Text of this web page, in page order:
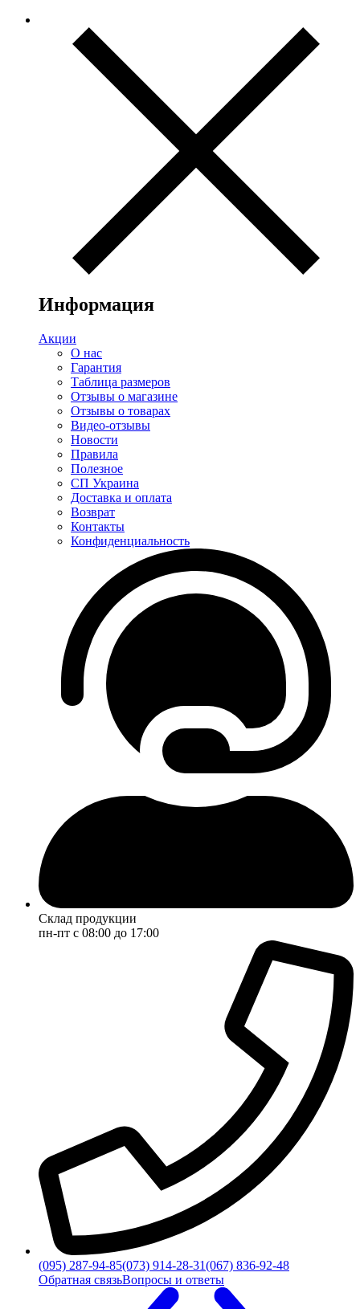
Информация
Акции
О нас
Гарантия
Таблица размеров
Отзывы о магазине
Отзывы о товарах
Видео-отзывы
Новости
Правила
Полезное
СП Украина
Доставка и оплата
Возврат
Контакты
Конфиденциальность
Склад продукции
пн-пт с 08:00 до 17:00
(095) 287-94-85(073) 914-28-31(067) 836-92-48
Обратная связьВопросы и ответы